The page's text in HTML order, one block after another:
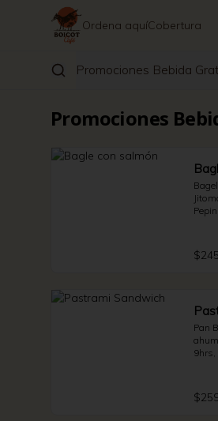
Ordena aquíCobertura
Promociones Bebida
Promociones
Pan
9hrs,